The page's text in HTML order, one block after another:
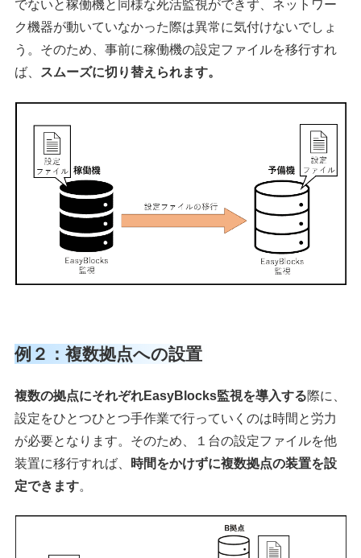
でないと稼働機と同様な死活監視ができず、ネットワー
ク機器が動いていなかった際は異常に気付けないでしょ
う。そのため、事前に稼働機の設定ファイルを移行すれ
ば、
スムーズに切り替えられます。
例２：複数拠点への設置
複数の拠点にそれぞれEasyBlocks監視を導入する際に、
設定をひとつひとつ手作業で行っていくのは時間と労力
が必要となります。そのため、１台の設定ファイルを他
装置に移行すれば、
時間をかけずに複数拠点の装置を設
定できます。